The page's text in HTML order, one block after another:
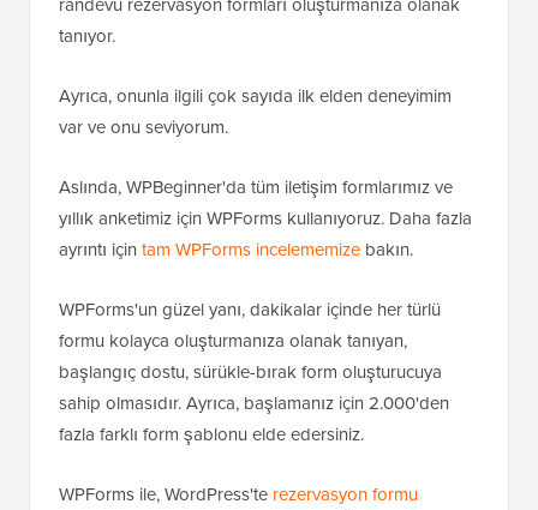
tanıyor.
Ayrıca, onunla ilgili çok sayıda ilk elden deneyimim
var ve onu seviyorum.
Aslında, WPBeginner'da tüm iletişim formlarımız ve
yıllık anketimiz için WPForms kullanıyoruz. Daha fazla
ayrıntı için tam WPForms incelememize bakın.
WPForms'un güzel yanı, dakikalar içinde her türlü
formu kolayca oluşturmanıza olanak tanıyan,
başlangıç dostu, sürükle-bırak form oluşturucuya
sahip olmasıdır. Ayrıca, başlamanız için 2.000'den
fazla farklı form şablonu elde edersiniz.
WPForms ile, WordPress'te rezervasyon formu